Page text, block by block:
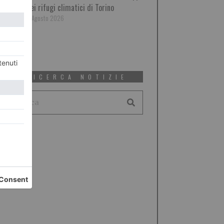
dei rifugi climatici di Torino
6 Agosto 2026
RICERCA NOTIZIE